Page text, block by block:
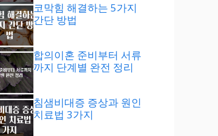
코막힘 해결하는 5가지
간단 방법
합의이혼 준비부터 서류
까지 단계별 완전 정리
침샘비대증 증상과 원인
치료법 3가지